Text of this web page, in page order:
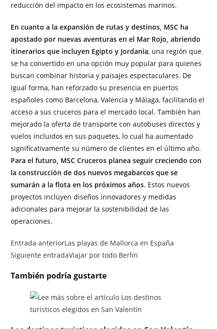
reducción del impacto en los ecosistemas marinos.
En cuanto a la expansión de rutas y destinos, MSC ha
apostado por nuevas aventuras en el Mar Rojo, abriendo
itinerarios que incluyen Egipto y Jordania, una región que
se ha convertido en una opción muy popular para quienes
buscan combinar historia y paisajes espectaculares. De
igual forma, han reforzado su presencia en puertos
españoles como Barcelona, Valencia y Málaga, facilitando el
acceso a sus cruceros para el mercado local. También han
mejorado la oferta de transporte con autobuses directos y
vuelos incluidos en sus paquetes, lo cual ha aumentado
significativamente su número de clientes en el último año.
Para el futuro, MSC Cruceros planea seguir creciendo con
la construcción de dos nuevos megabarcos que se
sumarán a la flota en los próximos años. Estos nuevos
proyectos incluyen diseños innovadores y medidas
adicionales para mejorar la sostenibilidad de las
operaciones.
Entrada anteriorLas playas de Mallorca en España
Siguiente entradaViajar por todo Berlín
También podría gustarte